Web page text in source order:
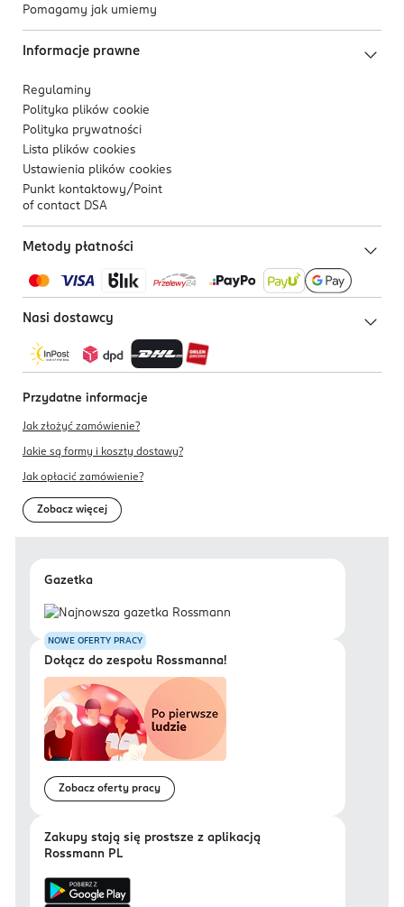
Pomagamy jak umiemy
Informacje prawne
Regulaminy
Polityka plików cookie
Polityka prywatności
Lista plików cookies
Ustawienia plików cookies
Punkt kontaktowy/ Point
of contact DSA
Metody płatności
Nasi dostawcy
Przydatne informacje
Jak złożyć zamówienie?
Jakie są formy i koszty dostawy?
Jak opłacić zamówienie?
Zobacz więcej
Gazetka
NOWE OFERTY PRACY
Dołącz do zespołu Rossmanna!
Zobacz oferty pracy
Zakupy stają się prostsze z aplikacją
Rossmann PL